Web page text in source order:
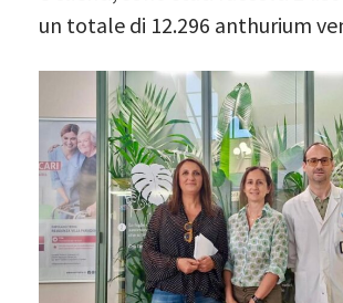
un totale di 12.296 anthurium